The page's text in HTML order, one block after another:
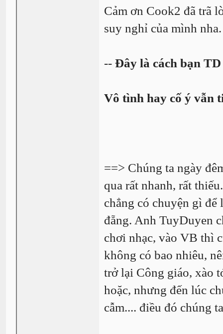
Cảm ơn Cook2 đã trã
suy nghỉ của mình nha.
-- Đây là cách bạn
Vô tình hay cố ý vẫn
==> Chúng ta ngày
qua rất nhanh, rất
chẳng có chuyện gì
đẵng. Anh TuyDuyen
chơi nhạc, vào VB thì
không có bao nhiêu,
trở lại Công giáo, xào
hoặc, nhưng đến lúc
cẫm.... điều đó chúng